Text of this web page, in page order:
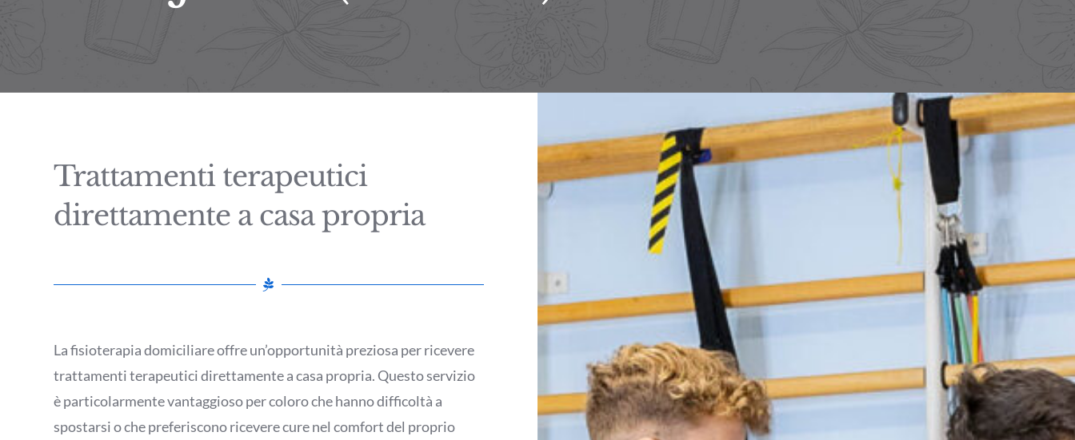
Trattamenti terapeutici
direttamente a casa propria
La fisioterapia domiciliare offre un’opportunità preziosa per ricevere
trattamenti terapeutici direttamente a casa propria. Questo servizio
è particolarmente vantaggioso per coloro che hanno difficoltà a
spostarsi o che preferiscono ricevere cure nel comfort del proprio